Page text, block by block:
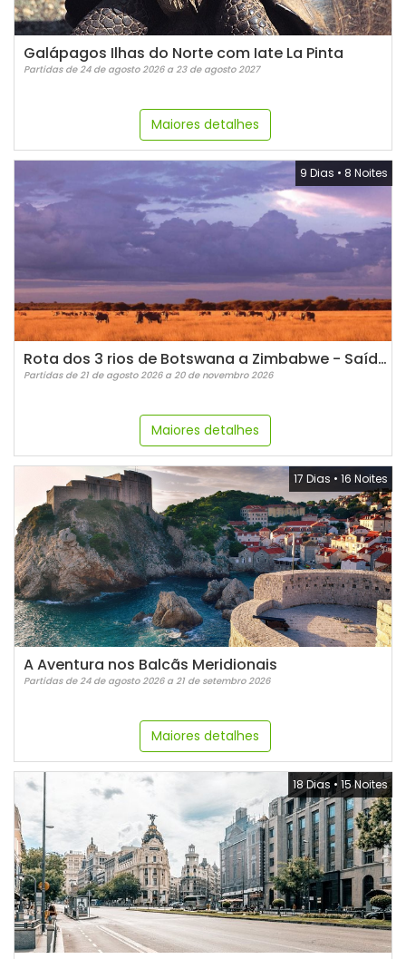
Galápagos Ilhas do Norte com Iate La Pinta
Partidas de 24 de agosto 2026 a 23 de agosto 2027
Maiores detalhes
9 Dias • 8 Noites
Rota dos 3 rios de Botswana a Zimbabwe - Saídas diárias
Partidas de 21 de agosto 2026 a 20 de novembro 2026
Maiores detalhes
17 Dias • 16 Noites
A Aventura nos Balcãs Meridionais
Partidas de 24 de agosto 2026 a 21 de setembro 2026
Maiores detalhes
18 Dias • 15 Noites